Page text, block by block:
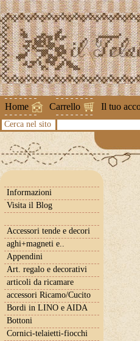
Home Carrello Il tuo
Cerca nel sito
Informazioni
Visita il Blog
Accessori tende e decori
aghi+magneti e..
Appendini
Art. regalo e decorativi
articoli da ricamare
accessori Ricamo/Cucito
Bordi in LINO e AIDA
Bottoni
Cornici-telaietti-fiocchi